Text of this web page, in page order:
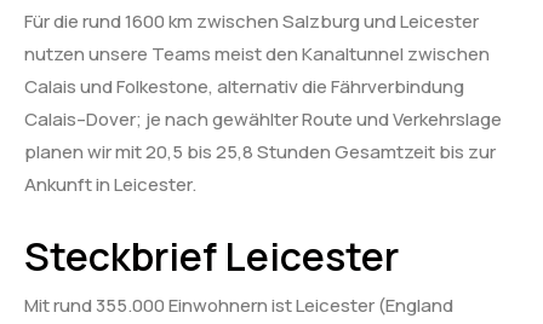
Für die rund 1600 km zwischen Salzburg und Leicester
nutzen unsere Teams meist den Kanaltunnel zwischen
Calais und Folkestone, alternativ die Fährverbindung
Calais–Dover; je nach gewählter Route und Verkehrslage
planen wir mit 20,5 bis 25,8 Stunden Gesamtzeit bis zur
Ankunft in Leicester.
Steckbrief Leicester
Mit rund 355.000 Einwohnern ist Leicester (England